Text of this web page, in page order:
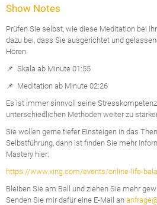
Show Notes
Prüfen Sie selbst, wie diese Meditation bei
dazu bei, dass Sie ausgerichtet und
Hören.
📌 Skala ab Minute 01:55
📌 Meditation ab Minute 02:26
Es ist immer sinnvoll seine
unterschiedlichen Methoden weiter zu
Sie wollen gerne tiefer Einsteigen in das
Selbstführung, dann ist finden Sie mehr
Mastery hier:
https://www.xing.com/events/online-life-
Bleiben Sie am Ball und ziehen Sie mehr
Senden Sie mir dafür eine E-Mail an